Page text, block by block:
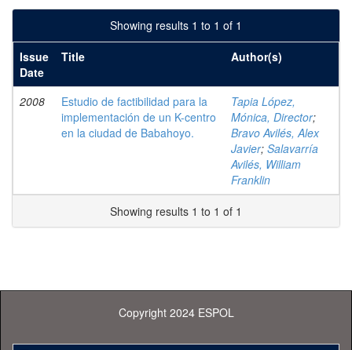
Showing results 1 to 1 of 1
Issue
Date
Title Author(s)
2008
Estudio de factibilidad para la
implementación de un K-centro
en la ciudad de Babahoyo.
Tapia López,
Mónica, Director;
Bravo Avilés, Alex
Javier; Salavarría
Avilés, William
Franklin
Showing results 1 to 1 of 1
Copyright 2024 ESPOL